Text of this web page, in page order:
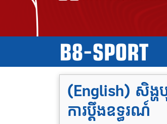
(English) សិង្ហ
ការប្តឹងឧទ្ធរណ៍